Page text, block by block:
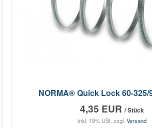
NORMA® Quick Lock 60-325/
4,35 EUR / Stück
inkl. 19% USt. zzgl. Versand